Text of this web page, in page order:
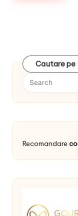
Cautare
Recomandare